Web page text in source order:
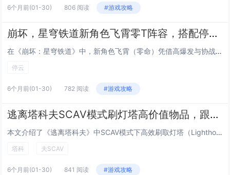
6个月前(01-30) 806 阅读 #游戏攻略
崩坏，星穹铁道新角色飞霄零T阵容，搭配停云与花火实现首轮行动四次爆发—这哪是打BOSS？分明是在演四重奏·雷光版！
在《崩坏：星穹铁道》中，新角色飞霄（零命）凭借高爆发与协战机制，搭配停云（提供攻击力加成与行动延后）和花火（赋予额外行动与增伤），可实现首轮行动内连续四次雷属性爆发——堪称“四重奏·雷光版”，该阵容通过精准的技能循环与速度轴调控，极大压缩B...
停云
6个月前(01-30) 782 阅读 #游戏攻略
逃离塔科夫SCAV模式刷灯塔高价值物品，跟随NPC罗格车队的安全舔包路线
本文介绍了《逃离塔科夫》中SCAV模式下高效刷取灯塔（Lighthouse）地图高价值物品的实用技巧，重点推荐跟随NPC罗格（Rogue）车队的安全舔包路线，该路线依托罗格车队的巡逻路径，利用其吸引并牵制大量AI敌人，为玩家创造相对安全的搜...
塔科 夫SCAV
6个月前(01-30) 841 阅读 #游戏攻略